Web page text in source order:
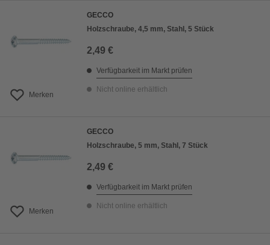
Merken
GECCO
Holzschraube, 4,5 mm, Stahl, 5 Stück
2,49 €
Verfügbarkeit im Markt prüfen
Nicht online erhältlich
Merken
GECCO
Holzschraube, 5 mm, Stahl, 7 Stück
2,49 €
Verfügbarkeit im Markt prüfen
Nicht online erhältlich